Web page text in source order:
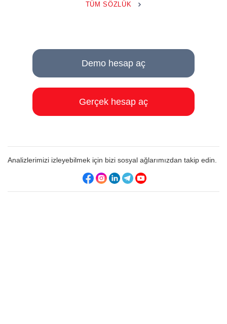
TÜM SÖZLÜK
Demo hesap aç
Gerçek hesap aç
Analizlerimizi izleyebilmek için bizi sosyal ağlarımızdan takip edin.